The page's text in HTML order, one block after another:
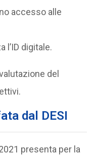
accesso alle
l’ID digitale.
del
dal DESI
presenta per la